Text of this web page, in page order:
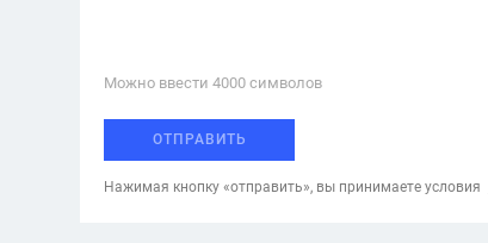
Можно ввести 4000 cимволов
ОТПРАВИТЬ
Нажимая кнопку «отправить», вы принимаете условия